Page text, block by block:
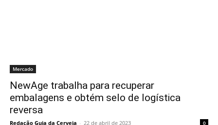
Mercado
NewAge trabalha para recuperar
embalagens e obtém selo de logística
reversa
Redação Guia da Cerveja - 22 de abril de 2023 0